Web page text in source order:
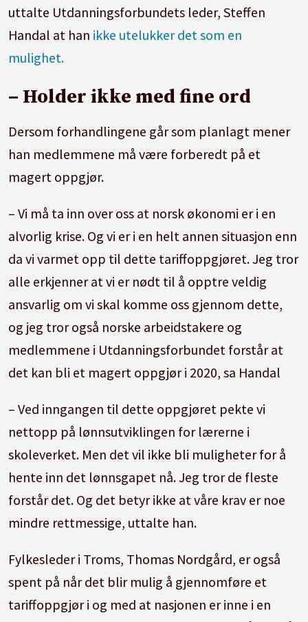
uttalte Utdanningsforbundets leder, Steffen
Handal at han ikke utelukker det som en
mulighet.
– Holder ikke med fine ord
Dersom forhandlingene går som planlagt mener
han medlemmene må være forberedt på et
magert oppgjør.
– Vi må ta inn over oss at norsk økonomi er i en
alvorlig krise. Og vi er i en helt annen situasjon enn
da vi varmet opp til dette tariffoppgjøret. Jeg tror
alle erkjenner at vi er nødt til å opptre veldig
ansvarlig om vi skal komme oss gjennom dette,
og jeg tror også norske arbeidstakere og
medlemmene i Utdanningsforbundet forstår at
det kan bli et magert oppgjør i 2020, sa Handal
– Ved inngangen til dette oppgjøret pekte vi
nettopp på lønnsutviklingen for lærerne i
skoleverket. Men det vil ikke bli muligheter for å
hente inn det lønnsgapet nå. Jeg tror de fleste
forstår det. Og det betyr ikke at våre krav er noe
mindre rettmessige, uttalte han.
Fylkesleder i Troms, Thomas Nordgård, er også
spent på når det blir mulig å gjennomføre et
tariffoppgjør i og med at nasjonen er inne i en